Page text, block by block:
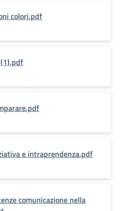
colori.pdf
e intraprendenza.pdf
comunicazione nella